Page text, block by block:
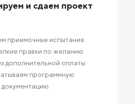
и сдаем проект
приемочные испытания.
правки по желанию
дополнительной оплаты.
программную
документацию.